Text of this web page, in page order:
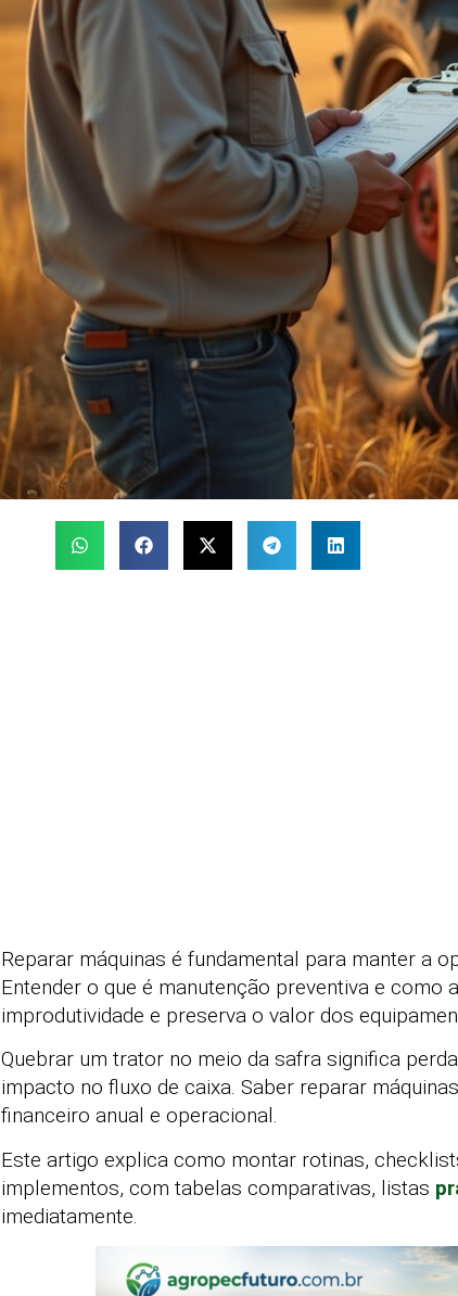
Reparar máquinas é fundamental para manter a
Entender o que é manutenção preventiva e
improdutividade e preserva o valor dos
Quebrar um trator no meio da safra significa
impacto no fluxo de caixa. Saber reparar
financeiro anual e operacional.
Este artigo explica como montar rotinas,
implementos, com tabelas comparativas, listas
imediatamente.